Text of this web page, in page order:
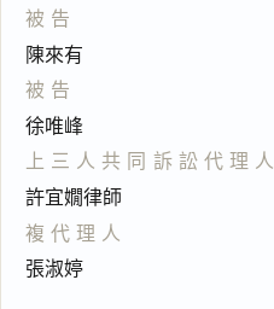
被告
陳來有
被告
徐唯峰
上三人共同訴訟代理人
許宜嫺律師
複代理人
張淑婷